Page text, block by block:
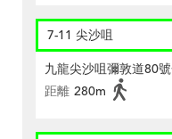
7-11 尖沙咀
九龍尖沙咀彌敦道80
距離 280m